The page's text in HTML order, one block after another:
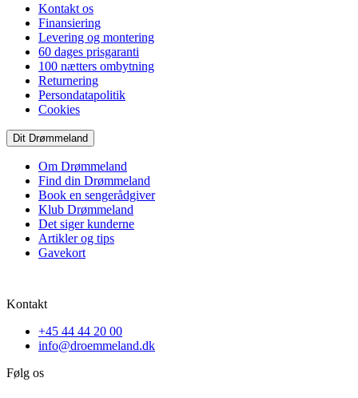
Kontakt os
Finansiering
Levering og montering
60 dages prisgaranti
100 nætters ombytning
Returnering
Persondatapolitik
Cookies
Dit Drømmeland
Om Drømmeland
Find din Drømmeland
Book en sengerådgiver
Klub Drømmeland
Det siger kunderne
Artikler og tips
Gavekort
Kontakt
+45 44 44 20 00
info@droemmeland.dk
Følg os